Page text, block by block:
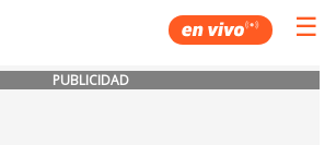
☰
PUBLICIDAD